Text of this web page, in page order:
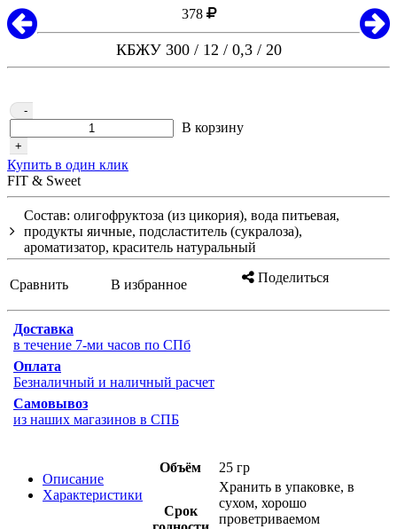
378
КБЖУ 300 / 12 / 0,3 / 20
-
+
В корзину
Купить в один клик
FIT & Sweet
Состав: олигофруктоза (из цикория), вода питьевая,
продукты яичные, подсластитель (сукралоза),
ароматизатор, краситель натуральный
Сравнить В избранное Поделиться
Доставка
в течение 7-ми часов по СПб
Оплата
Безналичный и наличный расчет
Самовывоз
из наших магазинов в СПБ
Описание
Характеристики
Объём 25 гр
Срок
Хранить в упаковке, в
сухом, хорошо
проветриваемом